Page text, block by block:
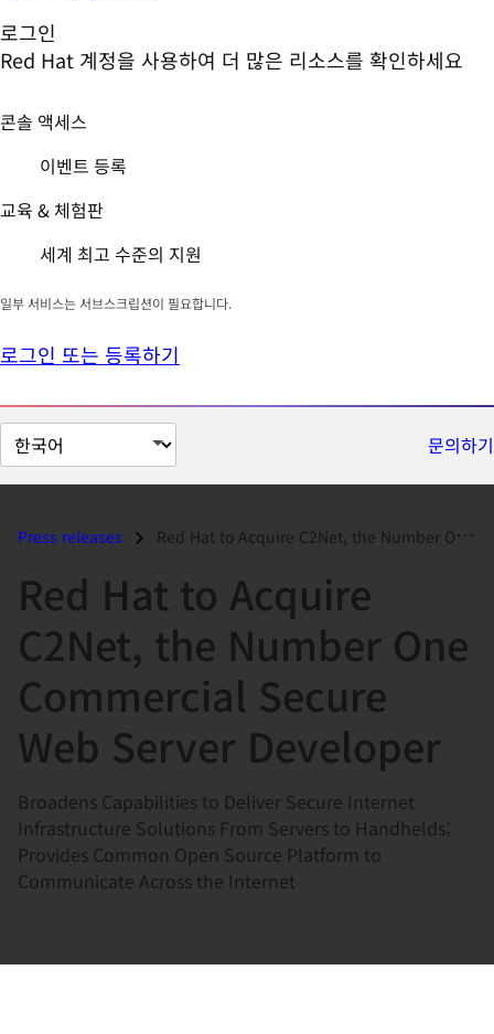
로그인
Red Hat 계정을 사용하여 더 많은 리소스를 확인하세요
콘솔 액세스
이벤트 등록
교육 & 체험판
세계 최고 수준의 지원
일부 서비스는 서브스크립션이 필요합니다.
로그인 또는 등록하기
페
이
문의하기
Press releases Red Hat to Acquire C2Net, the Number One Commercial Secure Web Server...
Red Hat to Acquire
C2Net, the Number One
Commercial Secure
Web Server Developer
Broadens Capabilities to Deliver Secure Internet
Infrastructure Solutions From Servers to Handhelds;
Provides Common Open Source Platform to
Communicate Across the Internet